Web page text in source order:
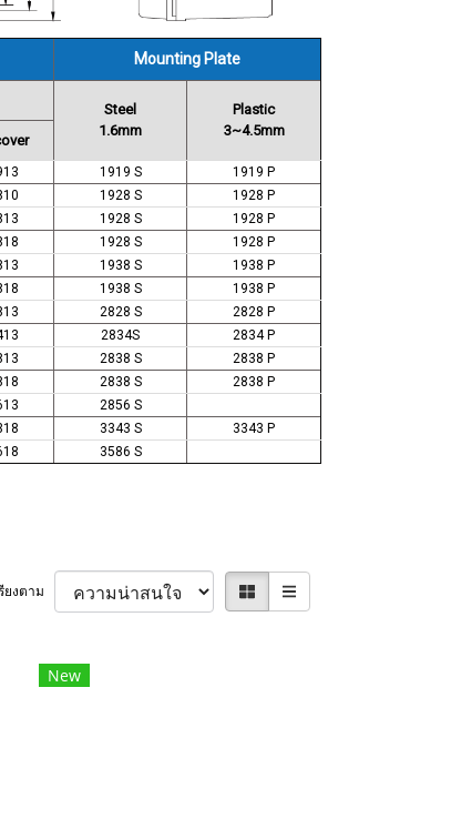
Mounting Plate
Steel
1.6mm
Plastic
3~4.5mm
1919 S
1919 P
1928 S
1928 P
1928 S
1928 P
1928 S
1928 P
1938 S
1938 P
1938 S
1938 P
2828 S
2828 P
2834S
2834 P
2838 S
2838 P
2838 S
2838 P
2856 S
3343 S
3343 P
3586 S
ยงตาม
New